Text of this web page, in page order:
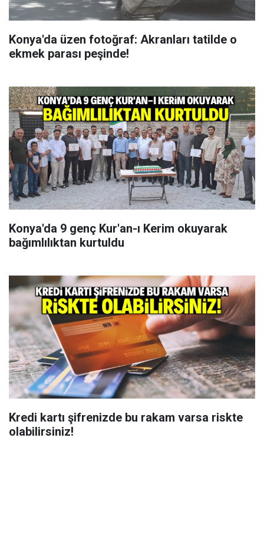
Konya'da üzen fotoğraf: Akranları tatilde o
ekmek parası peşinde!
Konya'da 9 genç Kur'an-ı Kerim okuyarak
bağımlılıktan kurtuldu
Kredi kartı şifrenizde bu rakam varsa riskte
olabilirsiniz!